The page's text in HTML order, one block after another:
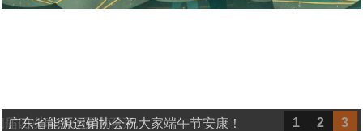
1 2 3
四次理事会圆满召开
广东省能源运销协会祝大家端午节安康！